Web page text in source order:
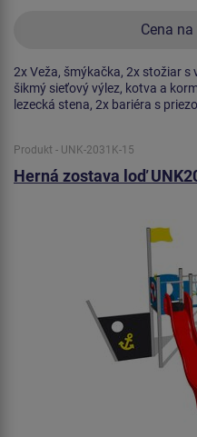
Cena
2x Veža, šmýkačka, 2x stožiar s
šikmý sieťový výlez, kotva a
lezecká stena, 2x bariéra s
Produkt - UNK-2031K-15
Herná zostava loď